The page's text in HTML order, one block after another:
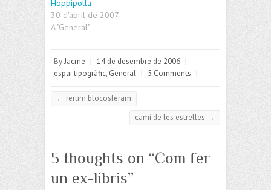
Hoppipolla
30 d'abril de 2007
A "General"
ByJacme | 14 de desembre de 2006 |
espai tipogràfic, General | 5 Comments |
← rerum blocosferam
camí de les estrelles →
5 thoughts on “Com fer
un ex-libris”